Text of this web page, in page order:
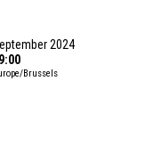
2024
Brussels